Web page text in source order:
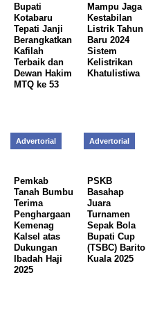
Bupati
Kotabaru
Tepati Janji
Berangkatkan
Kafilah
Terbaik dan
Dewan Hakim
MTQ ke 53
Mampu Jaga
Kestabilan
Listrik Tahun
Baru 2024
Sistem
Kelistrikan
Khatulistiwa
Advertorial
Pemkab
Tanah Bumbu
Terima
Penghargaan
Kemenag
Kalsel atas
Dukungan
Ibadah Haji
2025
Advertorial
PSKB
Basahap
Juara
Turnamen
Sepak Bola
Bupati Cup
(TSBC) Barito
Kuala 2025